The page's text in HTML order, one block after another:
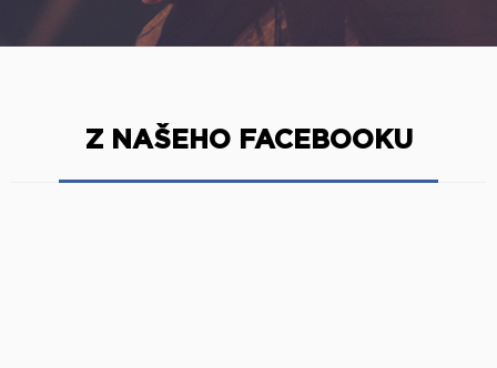
Z NAŠEHO FACEBOOKU